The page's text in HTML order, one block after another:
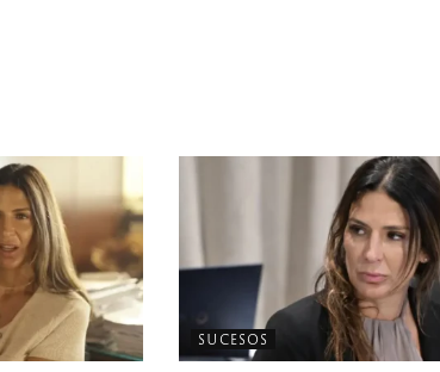
SUCESOS